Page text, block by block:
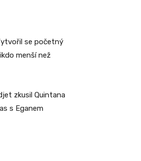
se početný
menší než
zkusil Quintana
s Eganem